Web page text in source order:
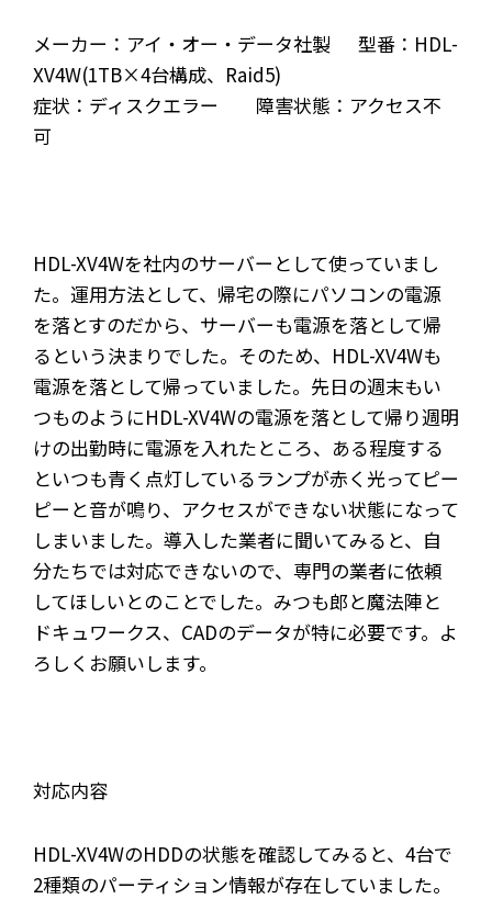
メーカー：アイ・オー・データ社製 型番：HDL-
XV4W(1TB×4台構成、Raid5)
症状：ディスクエラー 障害状態：アクセス不
可
HDL-XV4Wを社内のサーバーとして使っていまし
た。運用方法として、帰宅の際にパソコンの電源
を落とすのだから、サーバーも電源を落として帰
るという決まりでした。そのため、HDL-XV4Wも
電源を落として帰っていました。先日の週末もい
つものようにHDL-XV4Wの電源を落として帰り週明
けの出勤時に電源を入れたところ、ある程度する
といつも青く点灯しているランプが赤く光ってピー
ピーと音が鳴り、アクセスができない状態になって
しまいました。導入した業者に聞いてみると、自
分たちでは対応できないので、専門の業者に依頼
してほしいとのことでした。みつも郎と魔法陣と
ドキュワークス、CADのデータが特に必要です。よ
ろしくお願いします。
対応内容
HDL-XV4WのHDDの状態を確認してみると、4台で
2種類のパーティション情報が存在していました。